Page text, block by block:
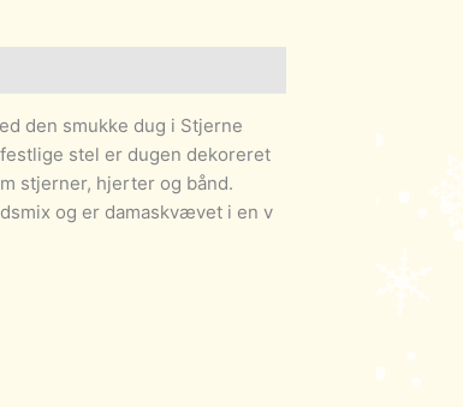
den smukke dug i Stjerne
stel er dugen dekoreret
stjerner, hjerter og bånd.
og er damaskvævet i en v